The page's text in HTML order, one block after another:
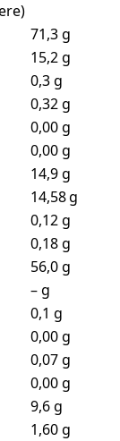
71,3 g
15,2 g
0,3 g
0,32 g
0,00 g
0,00 g
14,9 g
14,58 g
0,12 g
0,18 g
56,0 g
– g
0,1 g
0,00 g
0,07 g
0,00 g
9,6 g
1,60 g